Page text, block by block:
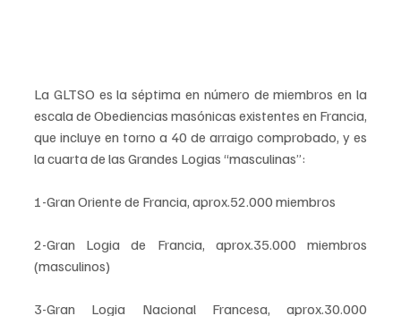
La GLTSO es la séptima en número de miembros en la
escala de Obediencias masónicas existentes en Francia,
que incluye en torno a 40 de arraigo comprobado, y es
la cuarta de las Grandes Logias “masculinas”:
1-Gran Oriente de Francia, aprox.52.000 miembros
2-Gran Logia de Francia, aprox.35.000 miembros
(masculinos)
3-Gran Logia Nacional Francesa, aprox.30.000